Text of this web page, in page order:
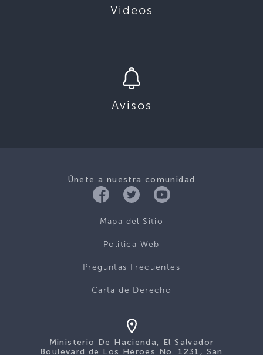
Videos
Avisos
Únete a nuestra comunidad
Mapa del Sitio
Politica Web
Preguntas Frecuentes
Carta de Derecho
Ministerio De Hacienda, El Salvador
Boulevard de Los Héroes No. 1231, San